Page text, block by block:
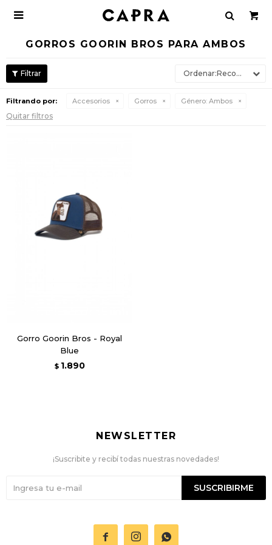

GORROS GOORIN BROS PARA AMBOS
Recomendados
Filtrando por: Accesorios Gorros Género: Ambos
Quitar filtros
Gorro Goorin Bros - Royal
Blue
$ 1.890
  
NEWSLETTER
¡Suscribite y recibí todas nuestras novedades!
SUSCRIBIRME